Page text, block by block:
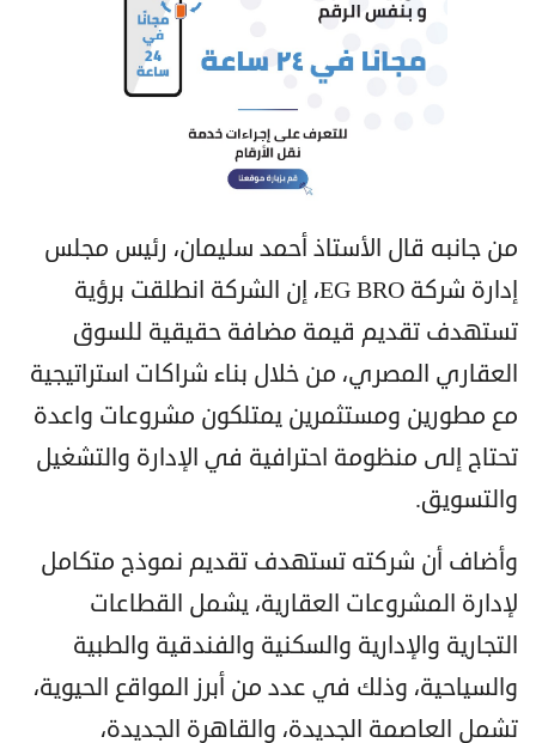
من جانبه قال الأستاذ أحمد سليمان، رئيس مجلس
إدارة شركة EG BRO، إن الشركة انطلقت برؤية
تستهدف تقديم قيمة مضافة حقيقية للسوق
العقاري المصري، من خلال بناء شراكات استراتيجية
مع مطورين ومستثمرين يمتلكون مشروعات واعدة
تحتاج إلى منظومة احترافية في الإدارة والتشغيل
والتسويق.
وأضاف أن شركته تستهدف تقديم نموذج متكامل
لإدارة المشروعات العقارية، يشمل القطاعات
التجارية والإدارية والسكنية والفندقية والطبية
والسياحية، وذلك في عدد من أبرز المواقع الحيوية،
تشمل العاصمة الجديدة، والقاهرة الجديدة،